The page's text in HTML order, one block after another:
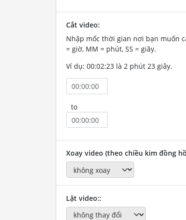
Cắt video:
Nhập mốc thời gian nơi bạn muốn
= giờ, MM = phút, SS = giây.
Ví dụ: 00:02:23 là 2 phút 23 giây.
to
Xoay video (theo chiều kim đồng
Lật video::